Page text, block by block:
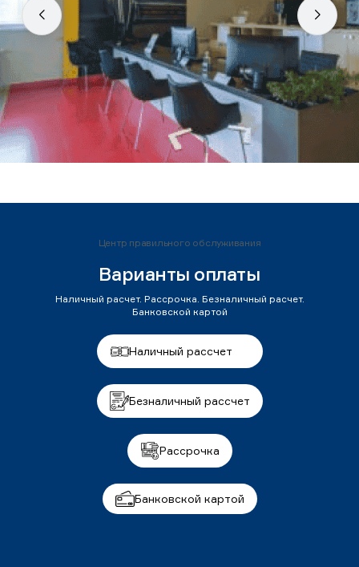
Центр правильного обслуживания
Варианты оплаты
Наличный расчет. Рассрочка. Безналичный расчет.
Банковской картой
Наличный рассчет
Безналичный рассчет
Рассрочка
Банковской картой